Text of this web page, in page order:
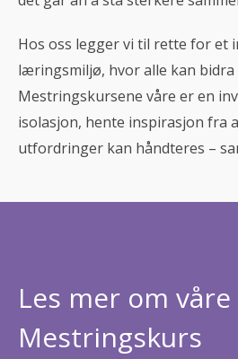
Hos oss legger vi til rette for et
læringsmiljø, hvor alle kan bidra
Mestringskursene våre er en
isolasjon, hente inspirasjon fra
utfordringer kan håndteres –
Les mer om
Mestringskurs